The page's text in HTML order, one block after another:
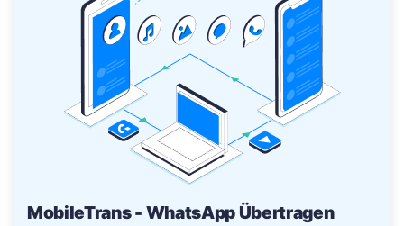
MobileTrans - WhatsApp Übertragen